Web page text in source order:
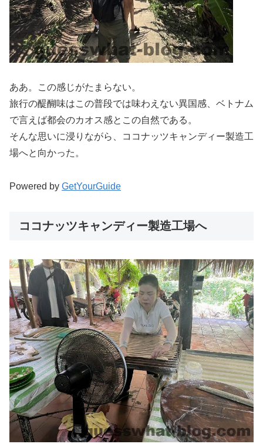
ああ。この感じがたまらない。
旅行の醍醐味はこの普段では味わえない異国感、ベトナム
で言えば都会のカオス感とこの自然である。
そんな思いに浸りながら、ココナッツキャンディー製造工
場へと向かった。
Powered by GetYourGuide
ココナッツキャンディー製造工場へ